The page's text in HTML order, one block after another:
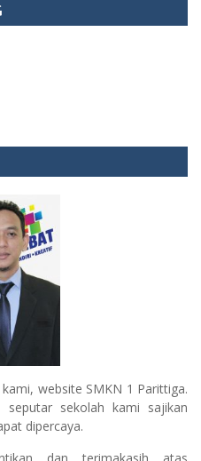
website SMKN 1 Parittiga.
sekolah kami sajikan
dipercaya.